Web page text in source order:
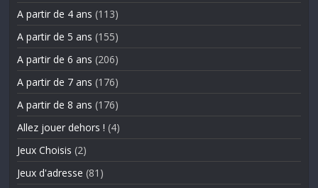
A partir de 4 ans (113)
A partir de 5 ans (155)
A partir de 6 ans (206)
A partir de 7 ans (176)
A partir de 8 ans (176)
Allez jouer dehors ! (4)
Jeux Choisis (2)
Jeux d'adresse (81)